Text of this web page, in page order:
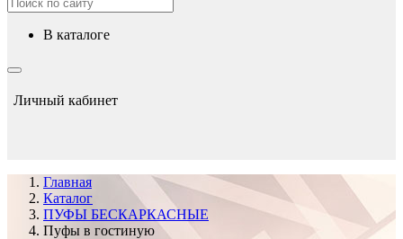
в каталоге
Личный кабинет
Главная
Каталог
ПУФЫ БЕСКАРКАСНЫЕ
Пуфы в гостиную